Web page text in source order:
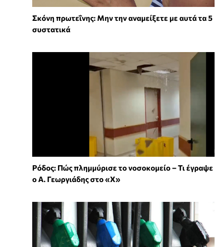
Σκόνη πρωτεΐνης: Μην την αναμείξετε με αυτά τα 5
συστατικά
Ρόδος: Πώς πλημμύρισε το νοσοκομείο – Τι έγραψε
ο Α. Γεωργιάδης στο «X»